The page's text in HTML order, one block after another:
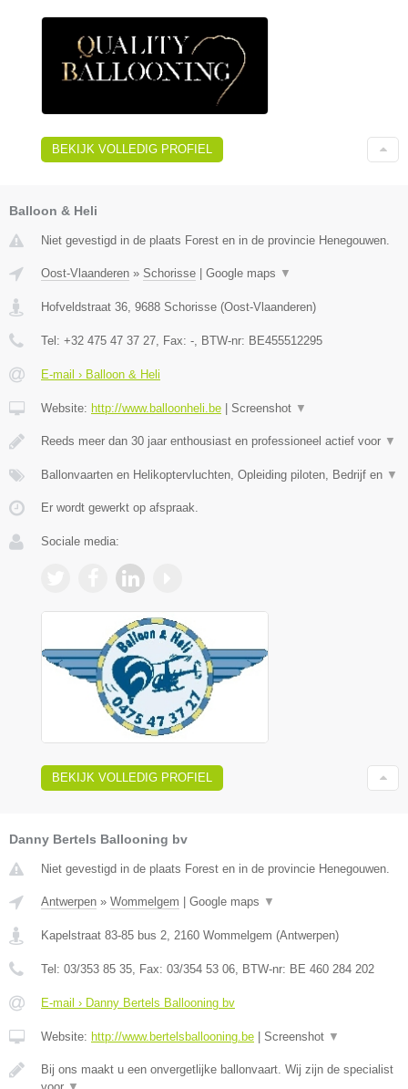
BEKIJK VOLLEDIG PROFIEL
Balloon & Heli
Niet gevestigd in de plaats Forest en in de provincie Henegouwen.
Oost-Vlaanderen » Schorisse Google maps ▼
Hofveldstraat 36, 9688 Schorisse (Oost-Vlaanderen)
Tel: +32 475 47 37 27, Fax: -, BTW-nr: BE455512295
E-mail › Balloon & Heli
Website: http://www.balloonheli.be Screenshot ▼
Reeds meer dan 30 jaar enthousiast en professioneel actief voor ▼
Ballonvaarten en Helikoptervluchten, Opleiding piloten, Bedrijf en ▼
Er wordt gewerkt op afspraak.
Sociale media:
BEKIJK VOLLEDIG PROFIEL
Danny Bertels Ballooning bv
Niet gevestigd in de plaats Forest en in de provincie Henegouwen.
Antwerpen » Wommelgem Google maps ▼
Kapelstraat 83-85 bus 2 2160 Wommelgem (Antwerpen)
Tel: 03/353 85 35 , Fax: 03/354 53 06 , BTW-nr: BE 460 284 202
E-mail › Danny Bertels Ballooning bv
Website: http://www.bertelsballooning.be Screenshot ▼
Bij ons maakt u een onvergetlijke ballonvaart. Wij zijn de specialist